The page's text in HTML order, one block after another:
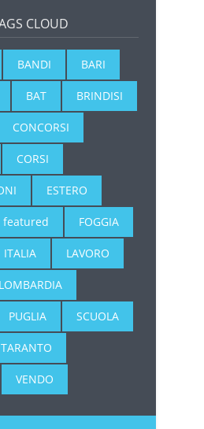
CLOUD
BANDI BARI
BAT BRINDISI
CONCORSI
CORSI
ESTERO
featured FOGGIA
ITALIA LAVORO
LOMBARDIA
PUGLIA SCUOLA
TARANTO
VENDO